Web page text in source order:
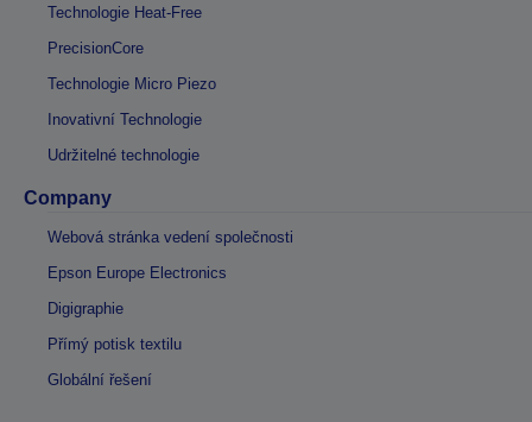
Technologie Heat-Free
PrecisionCore
Technologie Micro Piezo
Inovativní Technologie
Udržitelné technologie
Company
Webová stránka vedení společnosti
Epson Europe Electronics
Digigraphie
Přímý potisk textilu
Globální řešení